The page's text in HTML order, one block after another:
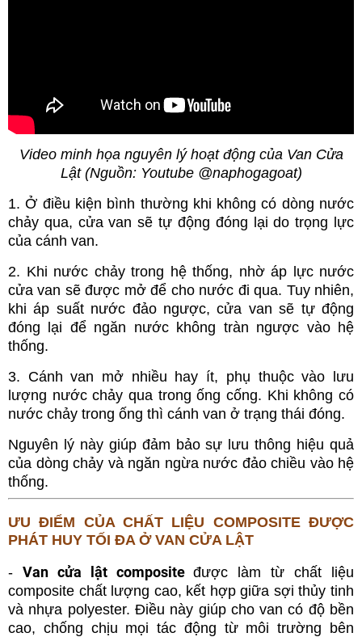
Video minh họa nguyên lý hoạt động của Van Cửa
Lật (Nguồn: Youtube @naphogagoat)
1. Ở điều kiện bình thường khi không có dòng nước
chảy qua, cửa van sẽ tự động đóng lại do trọng lực
của cánh van.
2. Khi nước chảy trong hệ thống, nhờ áp lực nước
cửa van sẽ được mở để cho nước đi qua. Tuy nhiên,
khi áp suất nước đảo ngược, cửa van sẽ tự động
đóng lại để ngăn nước không tràn ngược vào hệ
thống.
3. Cánh van mở nhiều hay ít, phụ thuộc vào lưu
lượng nước chảy qua trong ống cống. Khi không có
nước chảy trong ống thì cánh van ở trạng thái đóng.
Nguyên lý này giúp đảm bảo sự lưu thông hiệu quả
của dòng chảy và ngăn ngừa nước đảo chiều vào hệ
thống.
ƯU ĐIỂM CỦA CHẤT LIỆU COMPOSITE ĐƯỢC
PHÁT HUY TỐI ĐA Ở VAN CỬA LẬT
- Van cửa lật compositeđược làm từ chất liệu
composite chất lượng cao, kết hợp giữa sợi thủy tinh
và nhựa polyester. Điều này giúp cho van có độ bền
cao, chống chịu mọi tác động từ môi trường bên